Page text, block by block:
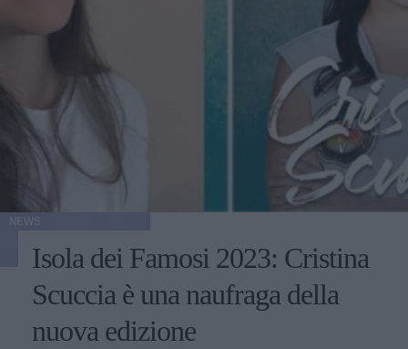
Isola dei Famosi 2023: Cristina
Scuccia è una naufraga della
nuova edizione